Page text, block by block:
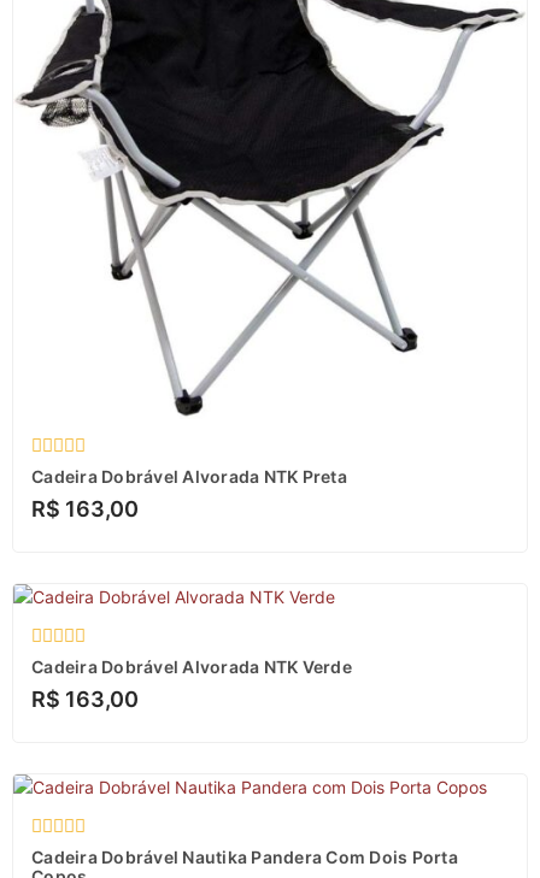
Avaliação
de
Cadeira Dobrável Alvorada NTK Preta
R$ 163,00
Avaliação
de
Cadeira Dobrável Alvorada NTK Verde
R$ 163,00
Avaliação
0
Cadeira Dobrável Nautika Pandera Com Dois Porta